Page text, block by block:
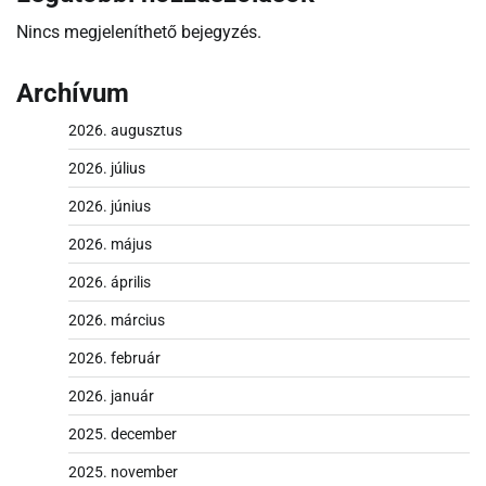
Nincs megjeleníthető bejegyzés.
Archívum
2026. augusztus
2026. július
2026. június
2026. május
2026. április
2026. március
2026. február
2026. január
2025. december
2025. november